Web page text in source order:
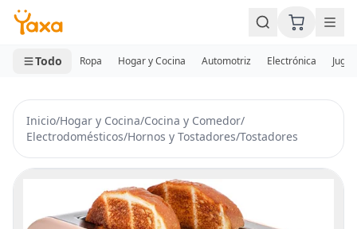
MINI CARRITO
0 productos
Todo Ropa Hogar y Cocina Automotriz Electrónica
Inicio/Hogar y Cocina/Cocina y Comedor/
Electrodomésticos/Hornos y Tostadores/Tostadores